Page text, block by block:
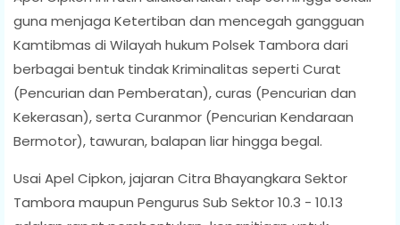
guna menjaga Ketertiban dan mencegah gangguan
Kamtibmas di Wilayah hukum Polsek Tambora dari
berbagai bentuk tindak Kriminalitas seperti Curat
(Pencurian dan Pemberatan), curas (Pencurian dan
Kekerasan), serta Curanmor (Pencurian Kendaraan
Bermotor), tawuran, balapan liar hingga begal.
Usai Apel Cipkon, jajaran Citra Bhayangkara Sektor
Tambora maupun Pengurus Sub Sektor 10.3 - 10.13